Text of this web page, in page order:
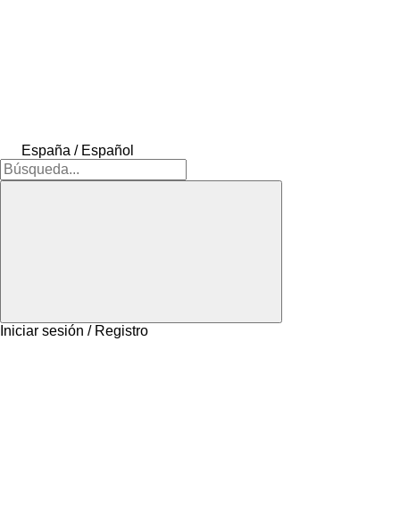
España / Español
Iniciar sesión / Registro